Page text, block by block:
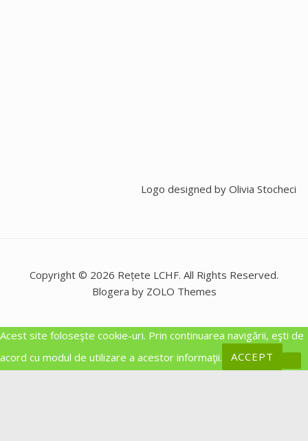
Logo designed by Olivia Stocheci
Copyright © 2026 Rețete LCHF. All Rights Reserved.
Blogera by ZOLO Themes
Acest site foloseşte cookie-uri. Prin continuarea navigării, eşti de
acord cu modul de utilizare a acestor informaţii.
ACCEPT